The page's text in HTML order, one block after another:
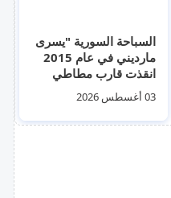
السباحة السورية "يسرى
مارديني في عام 2015
انقذت قارب مطاطي
أشخاص فقط لكن كان
القارب يحمل 20 شخص
03 أغسطس 2026